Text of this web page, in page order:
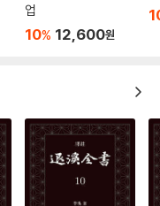
업
10% 12,600원